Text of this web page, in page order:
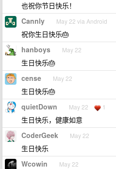
也祝你节日快乐！
Cannly May 22 via Android
祝你生日快乐🎂
hanboys May 22
生日快乐🎂
cense May 22
生日快乐🎂
quietDown May 22 1
生日快乐，健康如意
CoderGeek May 22
生日快乐
Wcowin May 22